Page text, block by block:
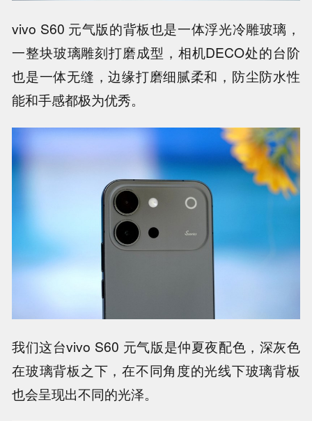
vivo S60 元气版的背板也是一体浮光冷雕玻璃，
一整块玻璃雕刻打磨成型，相机DECO处的台阶
也是一体无缝，边缘打磨细腻柔和，防尘防水性
能和手感都极为优秀。
我们这台vivo S60 元气版是仲夏夜配色，深灰色
在玻璃背板之下，在不同角度的光线下玻璃背板
也会呈现出不同的光泽。